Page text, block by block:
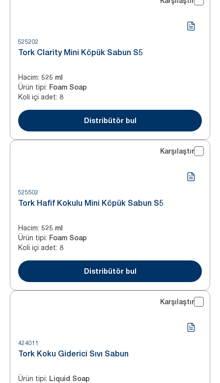
525202
Tork Clarity Mini Köpük Sabun S5
Hacim: 525 ml
Ürün tipi: Foam Soap
Koli içi adet: 8
Distribütör bul
Karşılaştır
525502
Tork Hafif Kokulu Mini Köpük Sabun S5
Hacim: 525 ml
Ürün tipi: Foam Soap
Koli içi adet: 8
Distribütör bul
Karşılaştır
424011
Tork Koku Giderici Sıvı Sabun
Ürün tipi: Liquid Soap